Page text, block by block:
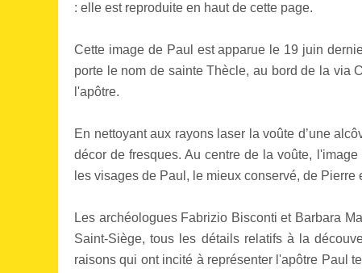
: elle est reproduite en haut de cette page.
Cette image de Paul est apparue le 19 juin
porte le nom de sainte Thècle, au bord de la via
l'apôtre.
En nettoyant aux rayons laser la voûte d’une
décor de fresques. Au centre de la voûte,
les visages de Paul, le mieux conservé, de
Les archéologues Fabrizio Bisconti et Barbara
Saint-Siège, tous les détails relatifs à la
raisons qui ont incité à représenter l'apôtre Paul